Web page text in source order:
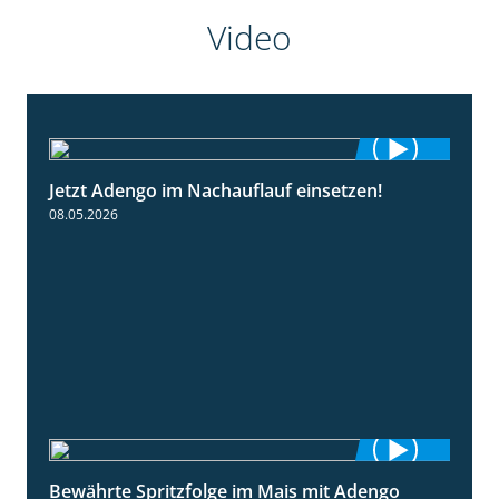
Video
1:32
Jetzt Adengo im Nachauflauf einsetzen!
08.05.2026
1:22
Bewährte Spritzfolge im Mais mit Adengo